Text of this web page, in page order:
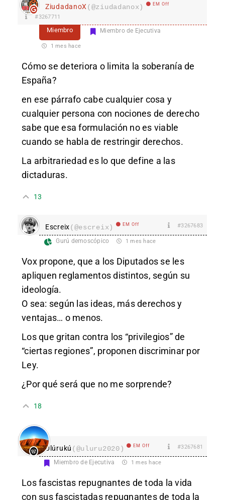
ZiudadanoX (@ziudadanox) EM Off
#3267711
Miembro Miembro de Ejecutiva
1 mes hace
Cómo se deteriora o limita la soberanía de
España?
en ese párrafo cabe cualquier cosa y
cualquier persona con nociones de derecho
sabe que esa formulación no es viable
cuando se habla de restringir derechos.
La arbitrariedad es lo que define a las
dictaduras.
13
Escreix(@escreix) EM Off #3267683
Gurú demoscópico 1 mes hace
Vox propone, que a los Diputados se les
apliquen reglamentos distintos, según su
ideología.
O sea: según las ideas, más derechos y
ventajas… o menos.
Los que gritan contra los “privilegios” de
“ciertas regiones”, proponen discriminar por
Ley.
¿Por qué será que no me sorprende?
18
Ulúrukú (@uluru2020) EM Off #3267681
Miembro de Ejecutiva 1 mes hace
Los fascistas repugnantes de toda la vida
con sus fascistadas repugnantes de toda la